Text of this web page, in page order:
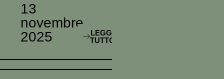
13
novembre
2025
LEGGI
TUTTO